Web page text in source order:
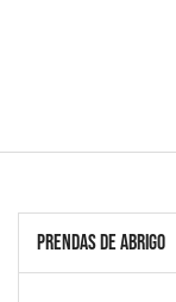
PRENDAS DE ABRIGO